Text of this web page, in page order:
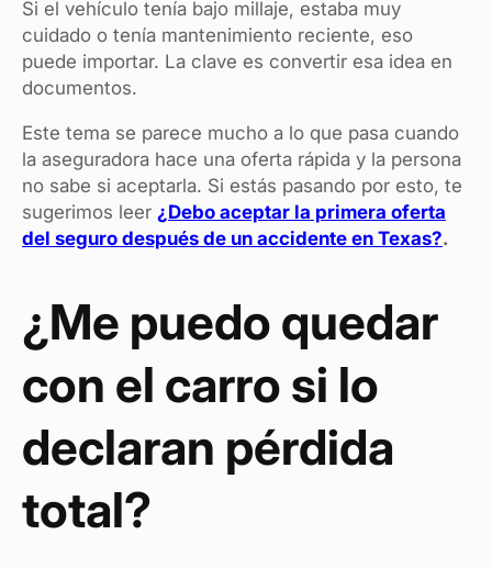
Si el vehículo tenía bajo millaje, estaba muy
cuidado o tenía mantenimiento reciente, eso
puede importar. La clave es convertir esa idea en
documentos.
Este tema se parece mucho a lo que pasa cuando
la aseguradora hace una oferta rápida y la persona
no sabe si aceptarla. Si estás pasando por esto, te
sugerimos leer ¿Debo aceptar la primera oferta
del seguro después de un accidente en Texas?.
¿Me puedo quedar
con el carro si lo
declaran pérdida
total?